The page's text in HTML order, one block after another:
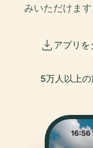
みいただけます
アプリを
5万人以上